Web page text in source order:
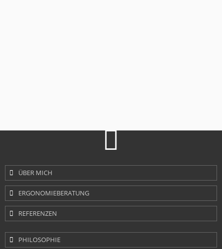
Navigation
überspringen
ÜBER MICH
ERGONOMIEBERATUNG
REFERENZEN
Navigation
überspringen
PHILOSOPHIE